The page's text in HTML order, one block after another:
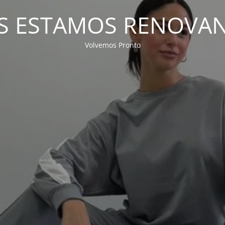
ESTAMOS
Volvemos Pronto